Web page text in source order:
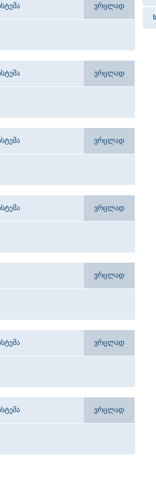
ვრცლად
ვრცლად
ვრცლად
ვრცლად
ვრცლად
ვრცლად
ვრცლად